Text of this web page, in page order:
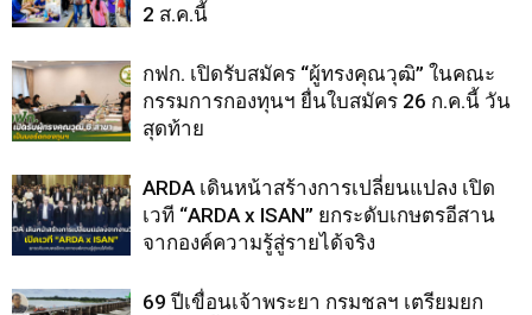
2 ส.ค.นี้
กฟก. เปิดรับสมัคร “ผู้ทรงคุณวุฒิ” ในคณะ
กรรมการกองทุนฯ ยื่นใบสมัคร 26 ก.ค.นี้ วัน
สุดท้าย
ARDA เดินหน้าสร้างการเปลี่ยนแปลง เปิด
เวที “ARDA x ISAN” ยกระดับเกษตรอีสาน
จากองค์ความรู้สู่รายได้จริง
69 ปีเขื่อนเจ้าพระยา กรมชลฯ เตรียมยก